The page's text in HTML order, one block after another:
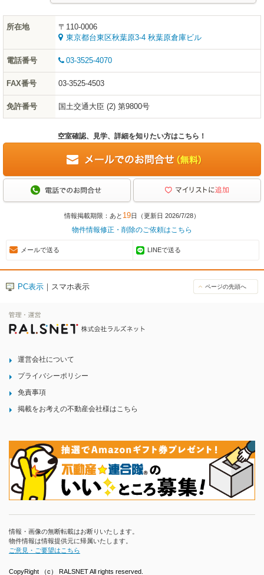
所在地
〒110-0006
東京都台東区秋葉原3-4 秋葉原倉庫ビル
電話番号 03-3525-4070
FAX番号 03-3525-4503
免許番号 国土交通大臣 (2) 第9800号
空室確認、見学、詳細を知りたい方はこちら！
情報掲載期限：あと 19日（更新日 2026/7/28）
物件情報修正・削除のご依頼はこちら
メールで送る LINEで送る
PC表示 ｜スマホ表示 ページの先頭へ
運営会社について
プライバシーポリシー
免責事項
掲載をお考えの不動産会社様はこちら
情報・画像の無断転載はお断りいたします。
物件情報は情報提供元に帰属いたします。
ご意見・ご要望はこちら
CopyRight （c） RALSNET All rights reserved.